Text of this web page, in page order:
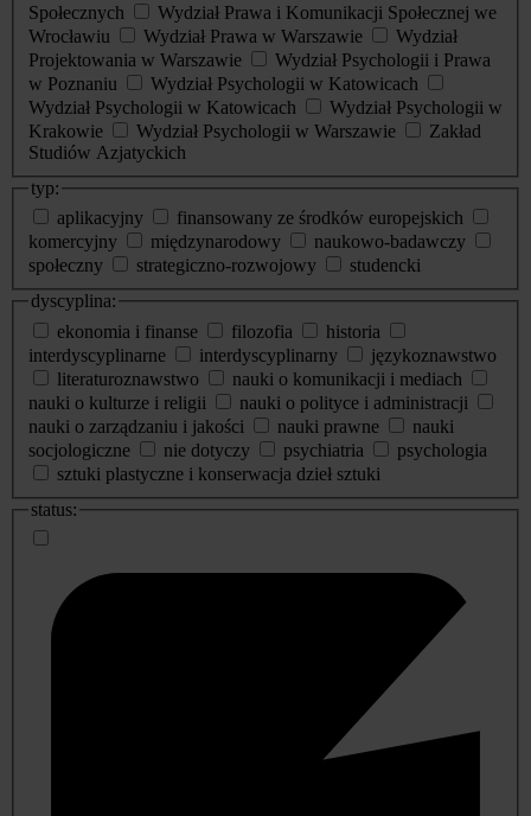
Społecznych
Wydział Prawa i Komunikacji Społecznej we
Wrocławiu
Wydział Prawa w Warszawie
Wydział
Projektowania w Warszawie
Wydział Psychologii i Prawa
w Poznaniu
Wydział Psychologii w Katowicach
Wydział Psychologii w Katowicach
Wydział Psychologii w
Krakowie
Wydział Psychologii w Warszawie
Zakład
Studiów Azjatyckich
typ:
aplikacyjny
finansowany ze środków europejskich
komercyjny
międzynarodowy
naukowo-badawczy
społeczny
strategiczno-rozwojowy
studencki
dyscyplina:
ekonomia i finanse
filozofia
historia
interdyscyplinarne
interdyscyplinarny
językoznawstwo
literaturoznawstwo
nauki o komunikacji i mediach
nauki o kulturze i religii
nauki o polityce i administracji
nauki o zarządzaniu i jakości
nauki prawne
nauki
socjologiczne
nie dotyczy psychiatria
psychologia
sztuki plastyczne i konserwacja dzieł sztuki
status: